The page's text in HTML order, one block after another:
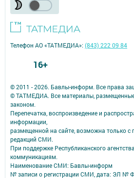
© 2011 - 2026. Бавлы-информ. Все права
© ТАТМЕДИА. Все материалы,
законом.
Перепечатка, воспроизведение и
информации,
размещенной на сайте, возможна только с
редакций СМИ.
При поддержке Республиканского
коммуникациям.
Наименование СМИ: Бавлы-информ
№ записи о регистрации СМИ, дата: ЭЛ №
Телефон АО «ТАТМЕДИА»:(843) 222 09 84
16+